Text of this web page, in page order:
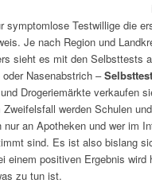
symptomlose Testwillige die
Je nach Region und
sieht es mit den Selbsttests
Nasenabstrich –
Drogeriemärkte verkaufen
werden Schulen
nur an Apotheken und wer im
sind. Es ist also bislang
einem positiven Ergebnis
zu tun ist.